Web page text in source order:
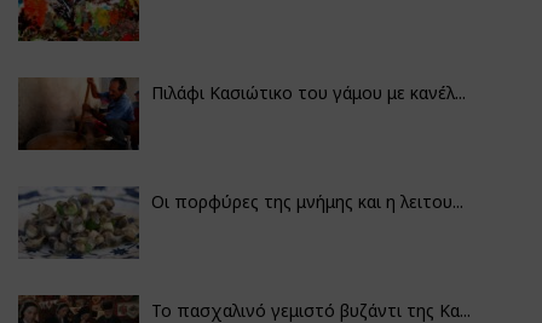
Πιλάφι Κασιώτικο του γάμου με κανέλ...
Οι πορφύρες της μνήμης και η λειτου...
Το πασχαλινό γεμιστό βυζάντι της Κα...